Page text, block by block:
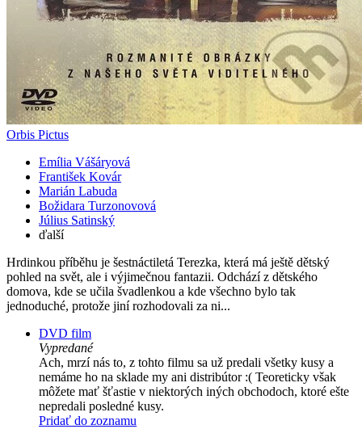
Orbis Pictus
Emília Vášáryová
František Kovár
Marián Labuda
Božidara Turzonovová
Július Satinský
ďalší
Hrdinkou příběhu je šestnáctiletá Terezka, která má ještě dětský
pohled na svět, ale i výjimečnou fantazii. Odchází z dětského
domova, kde se učila švadlenkou a kde všechno bylo tak
jednoduché, protože jiní rozhodovali za ni...
DVD film
Vypredané
Ach, mrzí nás to, z tohto filmu sa už predali všetky kusy a
nemáme ho na sklade my ani distribútor :( Teoreticky však
môžete mať šťastie v niektorých iných obchodoch, ktoré ešte
nepredali posledné kusy.
Pridať do zoznamu